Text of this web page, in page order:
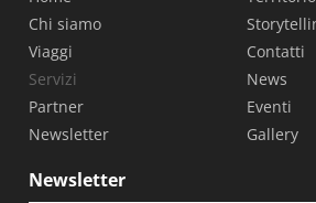
Chi siamo
Viaggi
Contatti
Servizi
News
Partner
Eventi
Newsletter
Gallery
Newsletter